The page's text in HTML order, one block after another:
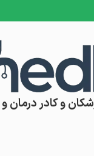
و کادر درمان و